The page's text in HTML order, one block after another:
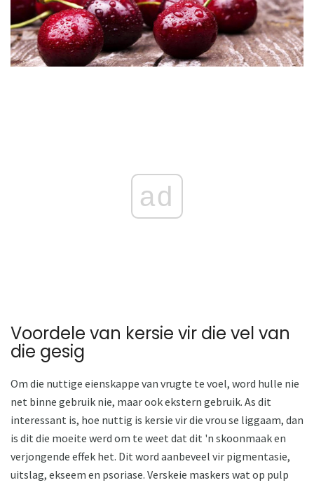
ad
Voordele van kersie vir die vel van
die gesig
Om die nuttige eienskappe van vrugte te voel, word hulle nie
net binne gebruik nie, maar ook ekstern gebruik. As dit
interessant is, hoe nuttig is kersie vir die vrou se liggaam, dan
is dit die moeite werd om te weet dat dit 'n skoonmaak en
verjongende effek het. Dit word aanbeveel vir pigmentasie,
uitslag, ekseem en psoriase. Verskeie maskers wat op pulp